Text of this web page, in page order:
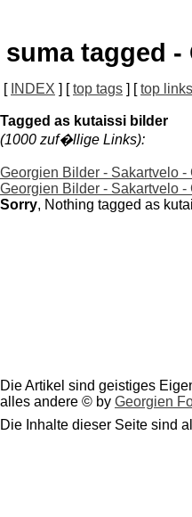
suma tagged -
[ INDEX ] [top tags ] [top links
Tagged as kutaissi bilder
(1000 zuf�llige Links):
Georgien Bilder - Sakartvelo
Georgien Bilder - Sakartvelo
Sorry, Nothing tagged as
Die Artikel sind geistiges
alles andere © by Georgien
Die Inhalte dieser Seite sind